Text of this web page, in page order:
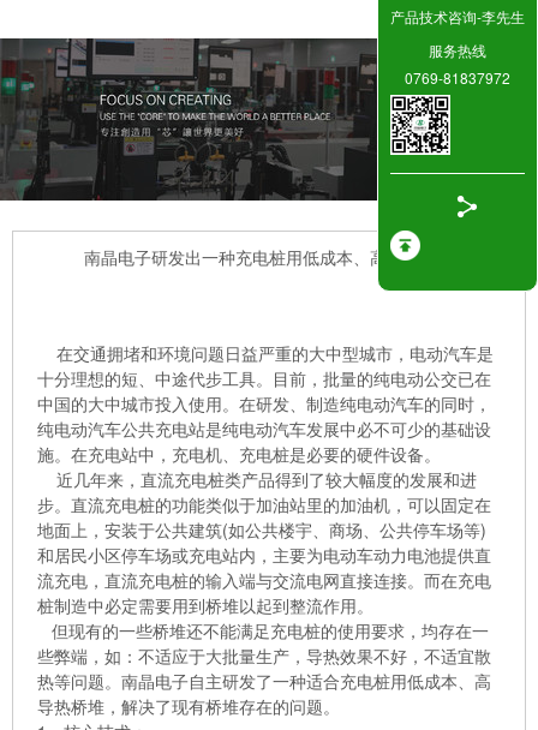
南晶电子研发出一种充电桩用低成本、高导热桥堆
在交通拥堵和环境问题日益严重的大中型城市，电动汽车是
十分理想的短、中途代步工具。目前，批量的纯电动公交已在
中国的大中城市投入使用。在研发、制造纯电动汽车的同时，
纯电动汽车公共充电站是纯电动汽车发展中必不可少的基础设
施。在充电站中，充电机、充电桩是必要的硬件设备。
近几年来，直流充电桩类产品得到了较大幅度的发展和进
步。直流充电桩的功能类似于加油站里的加油机，可以固定在
地面上，安装于公共建筑(如公共楼宇、商场、公共停车场等)
和居民小区停车场或充电站内，主要为电动车动力电池提供直
流充电，直流充电桩的输入端与交流电网直接连接。而在充电
桩制造中必定需要用到桥堆以起到整流作用。
但现有的一些桥堆还不能满足充电桩的使用要求，均存在一
些弊端，如：不适应于大批量生产，导热效果不好，不适宜散
热等问题。南晶电子自主研发了一种适合充电桩用低成本、高
导热桥堆，解决了现有桥堆存在的问题。
产品技术咨询-李先生
服务热线
0769-81837972